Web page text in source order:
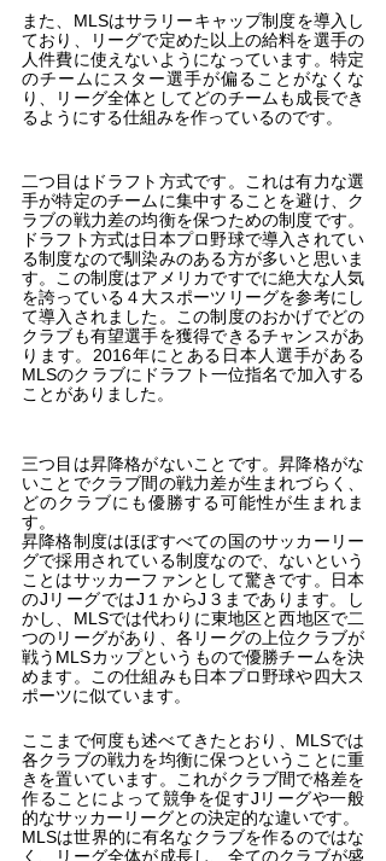
また、MLSはサラリーキャップ制度を導入し
ており、リーグで定めた以上の給料を選手の
人件費に使えないようになっています。特定
のチームにスター選手が偏ることがなくな
り、リーグ全体としてどのチームも成長でき
るようにする仕組みを作っているのです。
二つ目はドラフト方式です。これは有力な選
手が特定のチームに集中することを避け、ク
ラブの戦力差の均衡を保つための制度です。
ドラフト方式は日本プロ野球で導入されてい
る制度なので馴染みのある方が多いと思いま
す。この制度はアメリカですでに絶大な人気
を誇っている４大スポーツリーグを参考にし
て導入されました。この制度のおかげでどの
クラブも有望選手を獲得できるチャンスがあ
ります。2016年にとある日本人選手がある
MLSのクラブにドラフト一位指名で加入する
ことがありました。
三つ目は昇降格がないことです。昇降格がな
いことでクラブ間の戦力差が生まれづらく、
どのクラブにも優勝する可能性が生まれま
す。
昇降格制度はほぼすべての国のサッカーリー
グで採用されている制度なので、ないという
ことはサッカーファンとして驚きです。日本
のJリーグではJ１からJ３まであります。し
かし、MLSでは代わりに東地区と西地区で二
つのリーグがあり、各リーグの上位クラブが
戦うMLSカップというもので優勝チームを決
めます。この仕組みも日本プロ野球や四大ス
ポーツに似ています。
ここまで何度も述べてきたとおり、MLSでは
各クラブの戦力を均衡に保つということに重
きを置いています。これがクラブ間で格差を
作ることによって競争を促すJリーグや一般
的なサッカーリーグとの決定的な違いです。
MLSは世界的に有名なクラブを作るのではな
く、リーグ全体が成長し、全てのクラブが盛